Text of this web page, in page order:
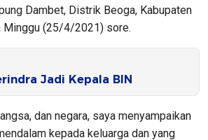
Dambet, Distrik Beoga, Kabupaten
Minggu (25/4/2021) sore.
Jadi Kepala BIN
dan negara, saya menyampaikan
kepada keluarga dan yang